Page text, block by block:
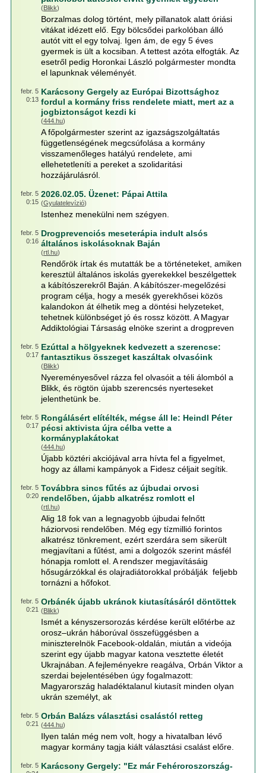
(Blikk)
Borzalmas dolog történt, mely pillanatok alatt óriási
vitákat idézett elő. Egy bölcsődei parkolóban álló
autót vitt el egy tolvaj. Igen ám, de egy 5 éves
gyermek is ült a kocsiban. A tettest azóta elfogták. Az
esetről pedig Horonkai László polgármester mondta
el lapunknak véleményét.
febr. 5
0:13
Karácsony Gergely az Európai Bizottsághoz
fordul a kormány friss rendelete miatt, mert az a
jogbiztonságot kezdi ki
(444.hu)
A főpolgármester szerint az igazságszolgáltatás
függetlenségének megcsúfolása a kormány
visszamenőleges hatályú rendelete, ami
ellehetetleníti a pereket a szolidaritási
hozzájárulásról.
febr. 5
0:15
2026.02.05. Üzenet: Pápai Attila
(Gyulatelevízió)
Istenhez menekülni nem szégyen.
febr. 5
0:16
Drogprevenciós meseterápia indult alsós
általános iskolásoknak Baján
(rtl.hu)
Rendőrök írtak és mutatták be a történeteket, amiken
keresztül általános iskolás gyerekekkel beszélgettek
a kábítószerekről Baján. A kábítószer-megelőzési
program célja, hogy a mesék gyerekhősei közös
kalandokon át élhetik meg a döntési helyzeteket,
tehetnek különbséget jó és rossz között. A Magyar
Addiktológiai Társaság elnöke szerint a drogpreven
febr. 5
0:17
Ezúttal a hölgyeknek kedvezett a szerencse:
fantasztikus összeget kaszáltak olvasóink
(Blikk)
Nyereményesővel rázza fel olvasóit a téli álomból a
Blikk, és rögtön újabb szerencsés nyerteseket
jelenthetünk be.
febr. 5
0:17
Rongálásért elítélték, mégse áll le: Heindl Péter
pécsi aktivista újra célba vette a
kormányplakátokat
(444.hu)
Újabb köztéri akciójával arra hívta fel a figyelmet,
hogy az állami kampányok a Fidesz céljait segítik.
febr. 5
0:20
Továbbra sincs fűtés az újbudai orvosi
rendelőben, újabb alkatrész romlott el
(rtl.hu)
Alig 18 fok van a legnagyobb újbudai felnőtt
háziorvosi rendelőben. Még egy tízmillió forintos
alkatrész tönkrement, ezért szerdára sem sikerült
megjavítani a fűtést, ami a dolgozók szerint másfél
hónapja romlott el. A rendszer megjavításáig
hősugárzókkal és olajradiátorokkal próbálják feljebb
tornázni a hőfokot.
febr. 5
0:21
Orbánék újabb ukránok kiutasításáról döntöttek
(Blikk)
Ismét a kényszersorozás kérdése került előtérbe az
orosz–ukrán háborúval összefüggésben a
miniszterelnök Facebook-oldalán, miután a videója
szerint egy újabb magyar katona vesztette életét
Ukrajnában. A fejleményekre reagálva, Orbán Viktor a
szerdai bejelentésében úgy fogalmazott:
Magyarország haladéktalanul kiutasít minden olyan
ukrán személyt, ak
febr. 5
0:21
Orbán Balázs választási csalástól retteg
(444.hu)
Ilyen talán még nem volt, hogy a hivatalban lévő
magyar kormány tagja kiált választási csalást előre.
febr. 5 Karácsony Gergely: "Ez már Fehéroroszország-